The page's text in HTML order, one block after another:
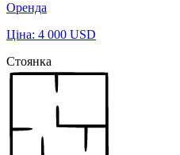
Оренда
Ціна: 4 000 USD
Стоянка